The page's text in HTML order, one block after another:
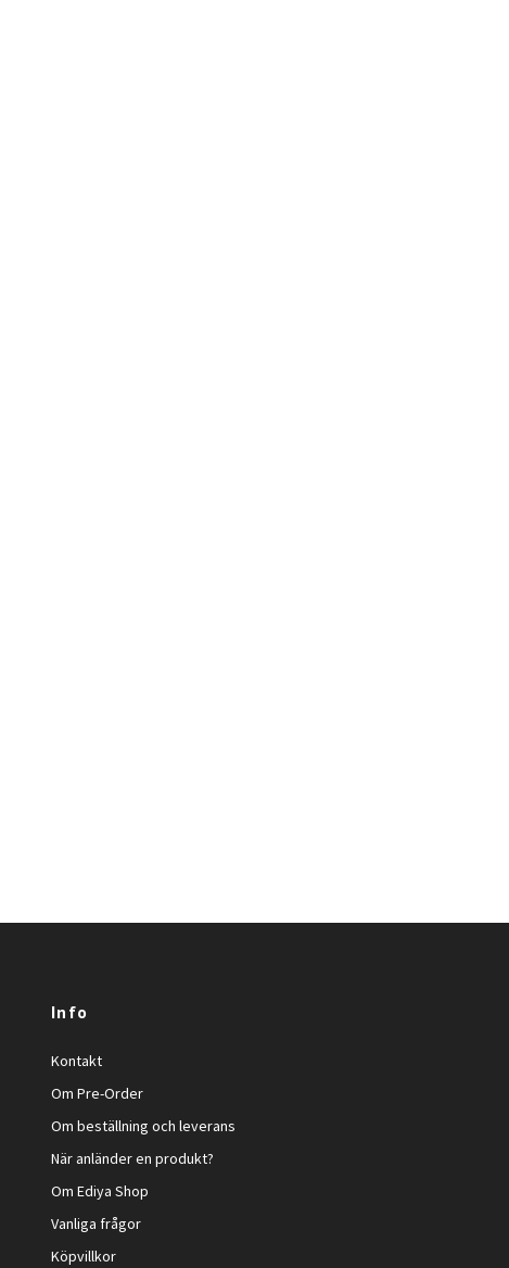
Info
Kontakt
Om Pre-Order
Om beställning och leverans
När anländer en produkt?
Om Ediya Shop
Vanliga frågor
Köpvillkor